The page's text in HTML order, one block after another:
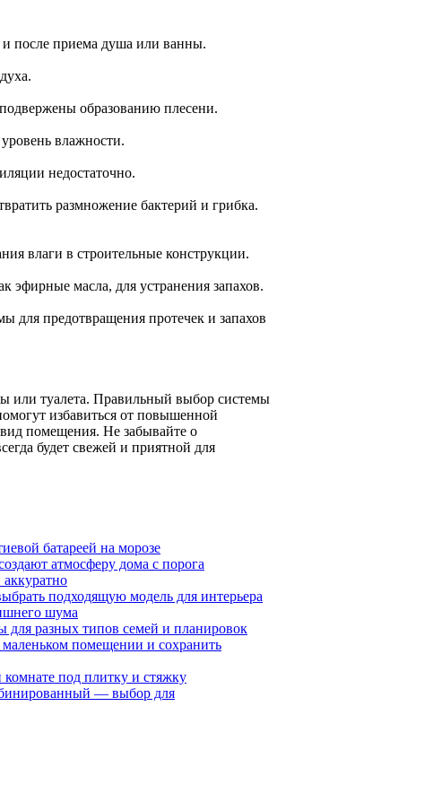
и после приема душа или ванны.
образованию плесени.
влажности.
недостаточно.
размножение бактерий и грибка.
влаги в строительные конструкции.
эфирные масла, для устранения запахов.
для предотвращения протечек и запахов
или туалета. Правильный выбор системы
избавиться от повышенной
помещения. Не забывайте о
будет свежей и приятной для
батареей на морозе
атмосферу дома с порога
подходящую модель для интерьера
шума
разных типов семей и планировок
маленьком помещении и сохранить
под плитку и стяжку
— выбор для